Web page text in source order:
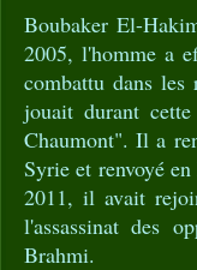
Boubaker El-
2005, l'homme a
combattu dans
jouait durant
Chaumont". Il a
Syrie et renvoyé
2011, il avait
l'assassinat des
Brahmi.